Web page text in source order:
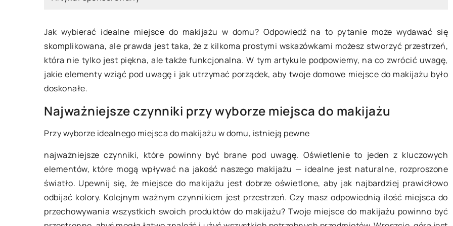
Jak wybierać idealne miejsce do makijażu w domu? Odpowiedź na to pytanie może wydawać się
skomplikowana, ale prawda jest taka, że ​​z kilkoma prostymi wskazówkami możesz stworzyć przestrzeń,
która nie tylko jest piękna, ale także funkcjonalna. W tym artykule podpowiemy, na co zwrócić uwagę,
jakie elementy wziąć pod uwagę i jak utrzymać porządek, aby twoje domowe miejsce do makijażu było
doskonałe.
Najważniejsze czynniki przy wyborze miejsca do makijażu
Przy wyborze idealnego miejsca do makijażu w domu, istnieją pewne
najważniejsze czynniki, które powinny być brane pod uwagę. Oświetlenie to jeden z kluczowych
elementów, które mogą wpływać na jakość naszego makijażu — idealne jest naturalne, rozproszone
światło. Upewnij się, że miejsce do makijażu jest dobrze oświetlone, aby jak najbardziej prawidłowo
odbijać kolory. Kolejnym ważnym czynnikiem jest przestrzeń. Czy masz odpowiednią ilość miejsca do
przechowywania wszystkich swoich produktów do makijażu? Twoje miejsce do makijażu powinno być
2023
wybrać idealną pościel dla
podpowiada, jak wybrać
pościel dla niemowląt, z
na materiały, rozmiary i
Dowiedz się, co jest
dla komfortu oraz
snu Twojego dziecka.
18 marca 2024
Jak wybrać idealną tapetę dla
pokoju chłopięcego – poradnik dla
rodziców
Odkryj niezawodne metody wyboru
tapet dla chłopców, które przypadną
do gustu Twojemu dziecku i
wprowadzą do jego pokoju przyjemną
atmosferę. Znajdziesz tutaj porady
związane z kolorami, wzorami oraz
7 listopada 2024
Magia światła: Tworzenie
w domowym wnętrzu
w domu i jakie techniki
oświetleniowe mogą odmienić
wnętrze, tworząc przestrzeń pełną
harmonii i stylu.